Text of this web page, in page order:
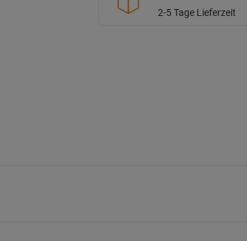
2-5 Tage Lieferzeit